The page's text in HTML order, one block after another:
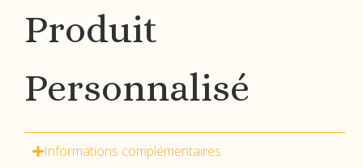
Produit
Personnalisé
Informations complémentaires